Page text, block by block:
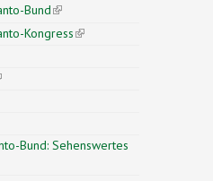
Bund(link is external)
Kongress(link is external)
is external)
is external)
Bund: Sehenswertes